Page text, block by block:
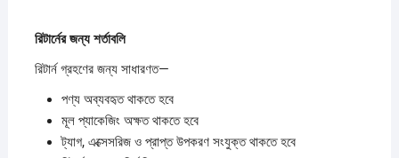
রিটার্নেরজন্যশর্তাবলি
রিটার্ন গ্রহণের জন্য সাধারণত—
পণ্য অব্যবহৃত থাকতে হবে
মূল প্যাকেজিং অক্ষত থাকতে হবে
ট্যাগ, এক্সেসরিজ ও প্রাপ্ত উপকরণ সংযুক্ত থাকতে হবে